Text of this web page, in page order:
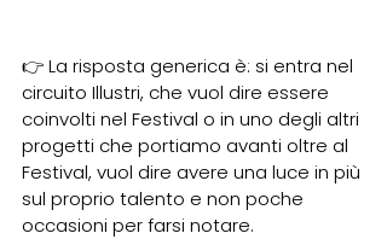
👉 La risposta generica è: si entra nel
circuito Illustri, che vuol dire essere
coinvolti nel Festival o in uno degli altri
progetti che portiamo avanti oltre al
Festival, vuol dire avere una luce in più
sul proprio talento e non poche
occasioni per farsi notare.